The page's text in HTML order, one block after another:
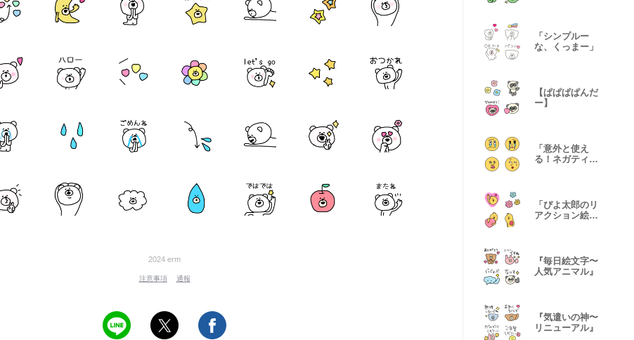
2024 erm
注意事項 通報
「シンプルー
な、くっまー」
【ぱぱぱぱんだ
ー】
「意外と使え
る！ネガティブ
「ぴよ太郎のリ
アクション絵文
『毎日絵文字〜
人気アニマル』
『気遣いの神〜
リニューアル』